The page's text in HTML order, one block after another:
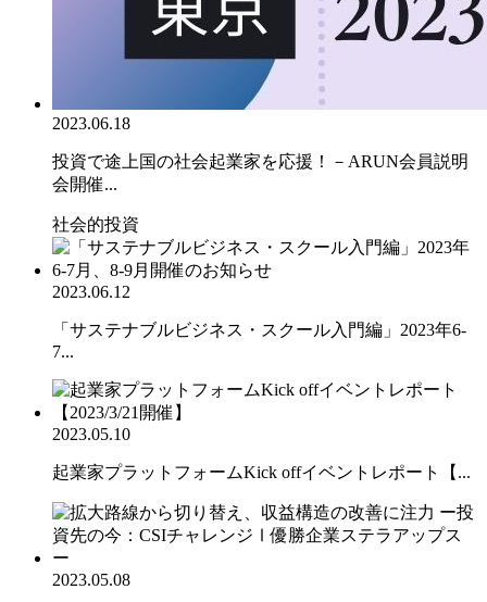
2023.06.18
投資で途上国の社会起業家を応援！－ARUN会員説明
会開催...
社会的投資
2023.06.12
「サステナブルビジネス・スクール入門編」2023年6-
7...
2023.05.10
起業家プラットフォームKick offイベントレポート【...
2023.05.08